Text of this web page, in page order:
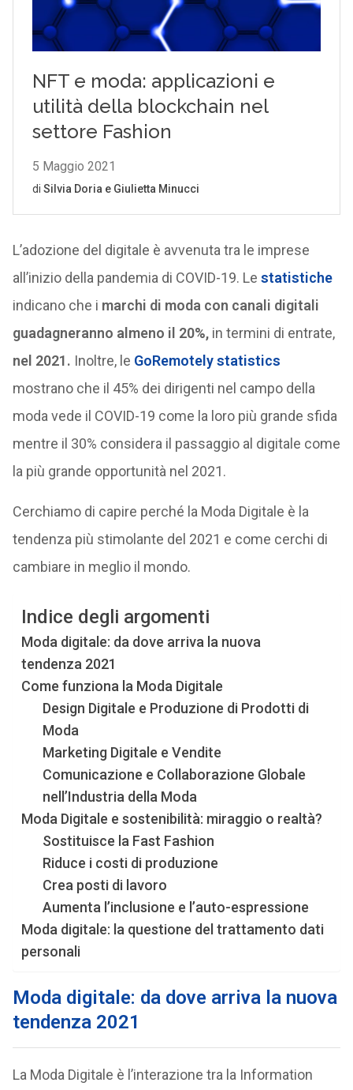
L’adozione del digitale è avvenuta tra le imprese
all’inizio della pandemia di COVID-19. Le statistiche
indicano che i marchi di moda con canali digitali
guadagneranno almeno il 20%, in termini di entrate,
nel 2021. Inoltre, le GoRemotely statistics
mostrano che il 45% dei dirigenti nel campo della
moda vede il COVID-19 come la loro più grande sfida
mentre il 30% considera il passaggio al digitale come
la più grande opportunità nel 2021.
Cerchiamo di capire perché la Moda Digitale è la
tendenza più stimolante del 2021 e come cerchi di
cambiare in meglio il mondo.
Indice degli argomenti
Moda digitale: da dove arriva la nuova
tendenza 2021
Come funziona la Moda Digitale
Design Digitale e Produzione di Prodotti di
Moda
Marketing Digitale e Vendite
Comunicazione e Collaborazione Globale
nell’Industria della Moda
Moda Digitale e sostenibilità: miraggio o realtà?
Sostituisce la Fast Fashion
Riduce i costi di produzione
Crea posti di lavoro
Aumenta l’inclusione e l’auto-espressione
Moda digitale: la questione del trattamento dati
personali
Moda digitale: da dove arriva la nuova
tendenza 2021
La Moda Digitale è l’interazione tra la Information